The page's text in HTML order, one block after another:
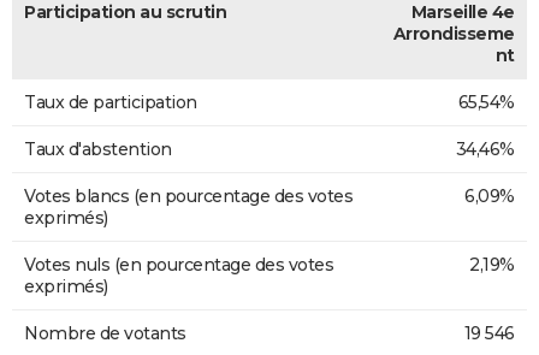
Participation au scrutin
Marseille 4e
Arrondisseme
nt
Taux de participation 65,54%
Taux d'abstention 34,46%
Votes blancs (en pourcentage des votes
exprimés)
6,09%
Votes nuls (en pourcentage des votes
exprimés)
2,19%
Nombre de votants 19 546